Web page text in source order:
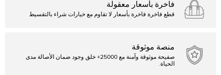
فاخرة بأسعار معقولة
قطع فاخرة فاخرة بأسعار لا تقاوم مع خيارات شراء بالتقسيط
منصة موثوقة
صفيحة موثوقة وآمنة مع 25000+ خلق وجود ضمان الأصالة مدى
الحياة.